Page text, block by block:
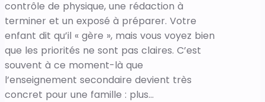
contrôle de physique, une rédaction à
terminer et un exposé à préparer. Votre
enfant dit qu’il « gère », mais vous voyez bien
que les priorités ne sont pas claires. C’est
souvent à ce moment-là que
l’enseignement secondaire devient très
concret pour une famille : plus…